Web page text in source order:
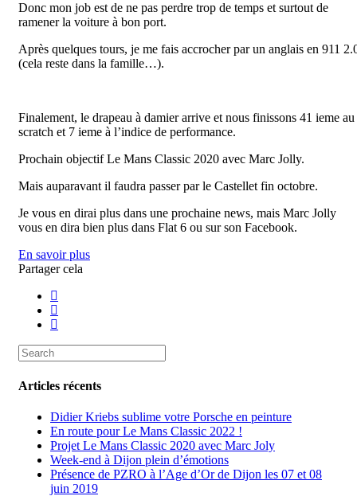
Donc mon job est de ne pas perdre trop de temps et surtout de
ramener la voiture à bon port.
Après quelques tours, je me fais accrocher par un anglais en 911
(cela reste dans la famille…).
Finalement, le drapeau à damier arrive et nous finissons 41 ieme au
scratch et 7 ieme à l’indice de performance.
Prochain objectif Le Mans Classic 2020 avec Marc Jolly.
Mais auparavant il faudra passer par le Castellet fin octobre.
Je vous en dirai plus dans une prochaine news, mais Marc Jolly
vous en dira bien plus dans Flat 6 ou sur son Facebook.
En savoir plus
Partager cela
Articles récents
Didier Kriebs sublime votre Porsche en peinture
En route pour Le Mans Classic 2022 !
Projet Le Mans Classic 2020 avec Marc Joly
Week-end à Dijon plein d’émotions
Présence de PZRO à l’Age d’Or de Dijon les 07 et 08
juin 2019